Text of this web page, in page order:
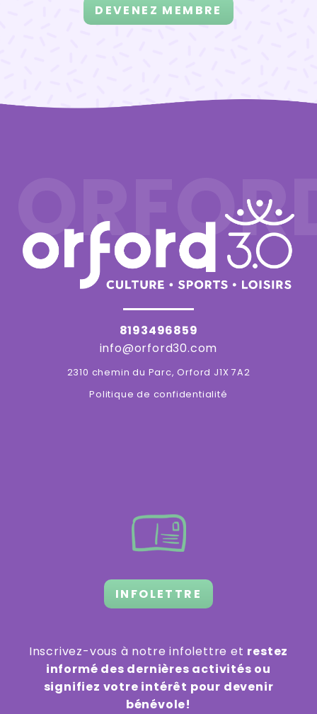
DEVENEZ MEMBRE
8193496859
info@orford30.com
2310 chemin du Parc, Orford J1X 7A2
Politique de confidentialité
INFOLETTRE
Inscrivez-vous à notre infolettre et restez
informé des dernières activités ou
signifiez votre intérêt pour devenir
bénévole!